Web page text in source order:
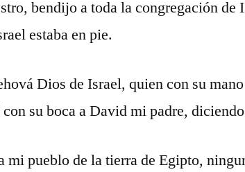
bendijo a toda la congregación de
estaba en pie.
Dios de Israel, quien con su
su boca a David mi padre,
mi pueblo de la tierra de Egipto,